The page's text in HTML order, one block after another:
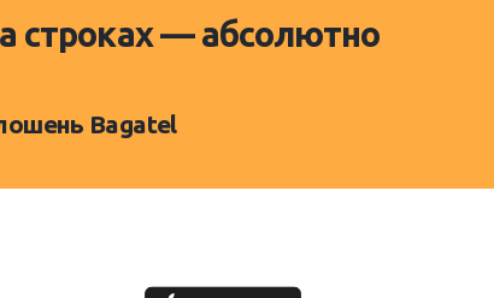
строках — абсолютно
Bagatel